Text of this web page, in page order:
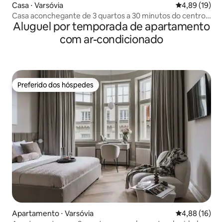
Casa ⋅ Varsóvia 4,89 de uma
4,89 (19)
Casa aconchegante de 3 quartos a 30 minutos do centro,
lareira no jardim
Aluguel por temporada de apartamento
com ar-condicionado
Preferido dos hóspedes
Preferido dos hóspedes
Apartamento ⋅ Varsóvia 4,88 de uma
4,88 (16)